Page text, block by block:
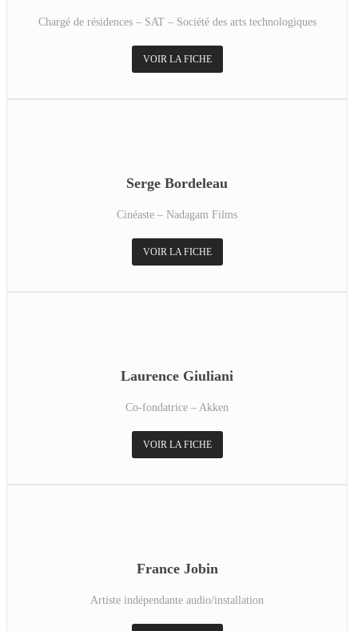
Chargé de résidences – SAT – Société des arts technologiques
VOIR LA FICHE
Serge Bordeleau
Cinéaste – Nadagam Films
VOIR LA FICHE
Laurence Giuliani
Co-fondatrice – Akken
VOIR LA FICHE
France Jobin
Artiste indépendante audio/installation